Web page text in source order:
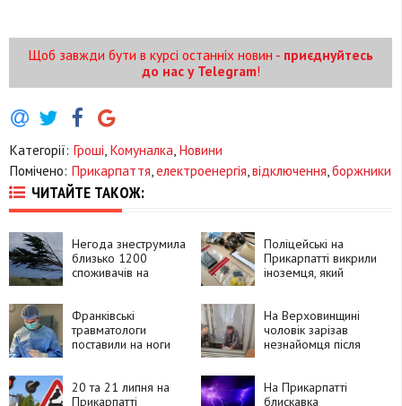
Щоб завжди бути в курсі останніх новин - приєднуйтесь
до нас у Telegram!
Категорії: Гроші Комуналка Новини
Помічено: Прикарпаття електроенергія відключення боржники
ЧИТАЙТЕ ТАКОЖ:
Негода знеструмила
близько 1200
споживачів на
Поліцейські на
Прикарпатті викрили
іноземця, який
Telegram і збував їх
покупцям
Франківські
травматологи
поставили на ноги
операції
На Верховинщині
чоловік зарізав
незнайомця після
намагався видати
вбивство за
20 та 21 липня на
Прикарпатті
На Прикарпатті
блискавка